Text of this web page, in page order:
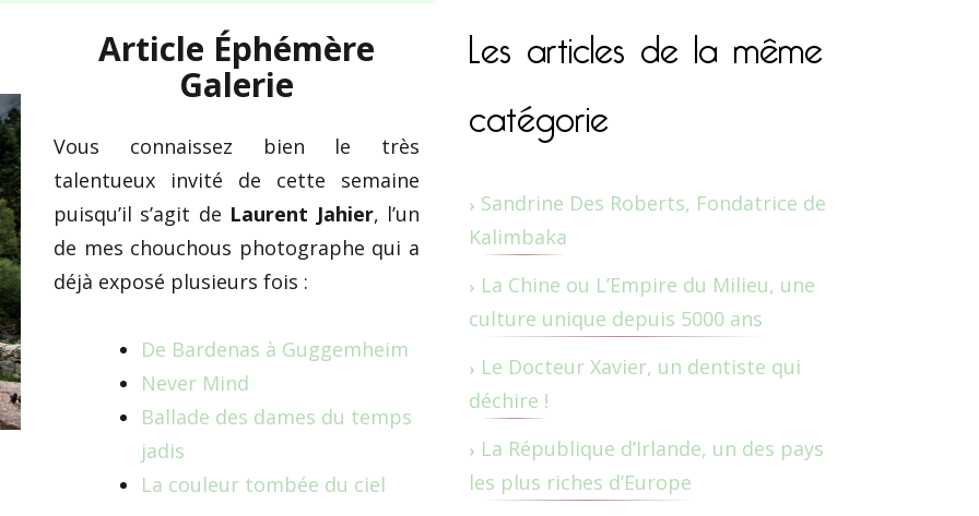
Article Éphémère
Galerie
Vous connaissez bien le très
talentueux invité de cette semaine
puisqu’il s’agit de Laurent Jahier, l’un
de mes chouchous photographe qui a
déjà exposé plusieurs fois :
De Bardenas à Guggemheim
Never Mind
Ballade des dames du temps
jadis
La couleur tombée du ciel
Les articles de la même
catégorie
Sandrine Des Roberts, Fondatrice de
Kalimbaka
La Chine ou L’Empire du Milieu, une
culture unique depuis 5000 ans
Le Docteur Xavier, un dentiste qui
déchire !
La République d’Irlande, un des pays
les plus riches d’Europe